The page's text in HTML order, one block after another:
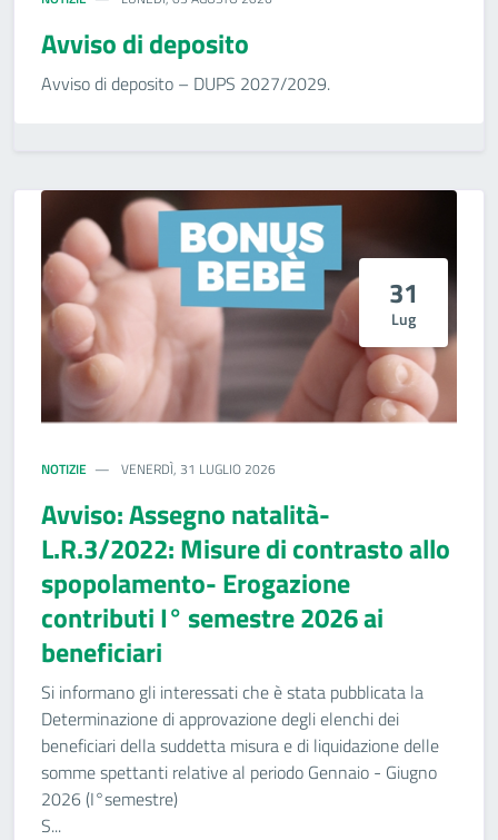
Avviso di deposito
Avviso di deposito – DUPS 2027/2029.
31
Lug
NOTIZIE VENERDÌ, 31 LUGLIO 2026
Avviso: Assegno natalità-
L.R.3/2022: Misure di contrasto allo
spopolamento- Erogazione
contributi I° semestre 2026 ai
beneficiari
Si informano gli interessati che è stata pubblicata la
Determinazione di approvazione degli elenchi dei
beneficiari della suddetta misura e di liquidazione delle
somme spettanti relative al periodo Gennaio - Giugno
2026 (I°semestre)
S...